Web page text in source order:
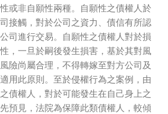
或非自願性兩種。自願性之債權人於
接觸，對於公司之資力、債信有所認
司進行交易。自願性之債權人對於損
，一旦於嗣後發生損害，基於其對風
險尚屬合理，不得轉嫁至對方公司及
用此原則。至於侵權行為之案例，由
債權人，對於可能發生在自己身上之
預見，法院為保障此類債權人，較傾